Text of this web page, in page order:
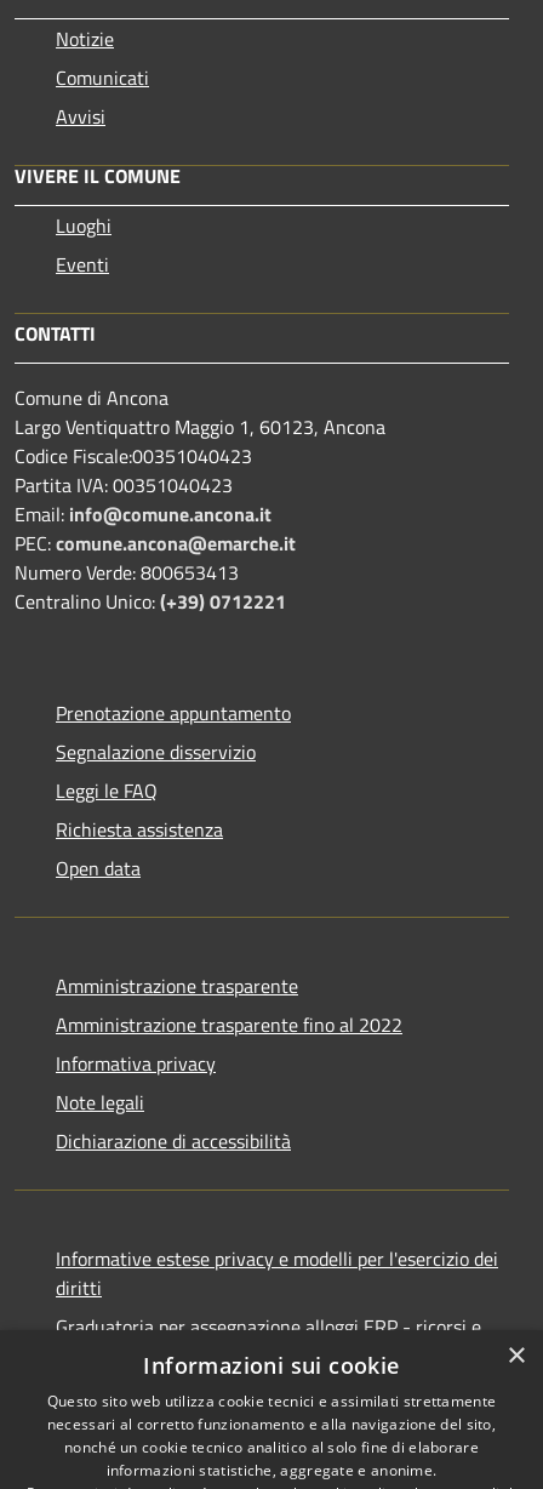
Notizie
Comunicati
Avvisi
VIVERE IL COMUNE
Luoghi
Eventi
CONTATTI
Comune di Ancona
Largo Ventiquattro Maggio 1, 60123, Ancona
Codice Fiscale:00351040423
Partita IVA: 00351040423
Email: info@comune.ancona.it
PEC:comune.ancona@emarche.it
Numero Verde: 800653413
Centralino Unico:(+39) 0712221
Prenotazione appuntamento
Segnalazione disservizio
Leggi le FAQ
Richiesta assistenza
Open data
Amministrazione trasparente
Amministrazione trasparente fino al 2022
Informativa privacy
Note legali
Dichiarazione di accessibilità
Informative estese privacy e modelli per l'esercizio dei
diritti
Graduatoria per assegnazione alloggi ERP - ricorsi e
Copyright © 2026 • Comune di
×
Informazioni sui cookie
Questo sito web utilizza cookie tecnici e assimilati strettamente
necessari al corretto funzionamento e alla navigazione del sito,
nonché un cookie tecnico analitico al solo fine di elaborare
informazioni statistiche, aggregate e anonime.